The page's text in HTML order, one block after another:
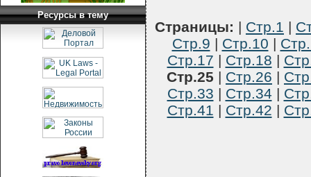
Ресурсы в тему
Страницы: | Стр.1 |
Стр.9 | Стр.10 |
Стр.17 | Стр.18 |
Стр.25 | Стр.26 |
Стр.33 | Стр.34 |
Стр.41 | Стр.42 |